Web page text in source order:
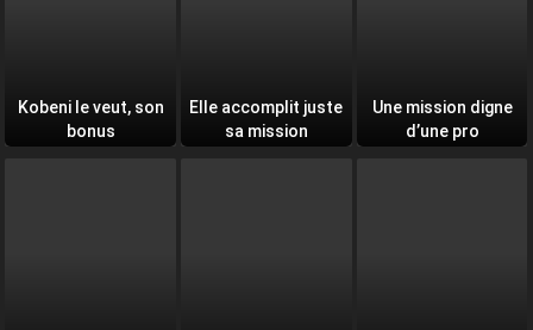
Kobeni le veut, son
bonus
Elle accomplit juste
sa mission
Une mission digne
d’une pro